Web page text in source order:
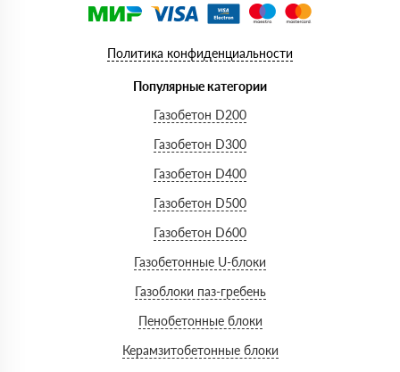
Политика конфиденциальности
Популярные категории
Газобетон D200
Газобетон D300
Газобетон D400
Газобетон D500
Газобетон D600
Газобетонные U-блоки
Газоблоки паз-гребень
Пенобетонные блоки
Керамзитобетонные блоки